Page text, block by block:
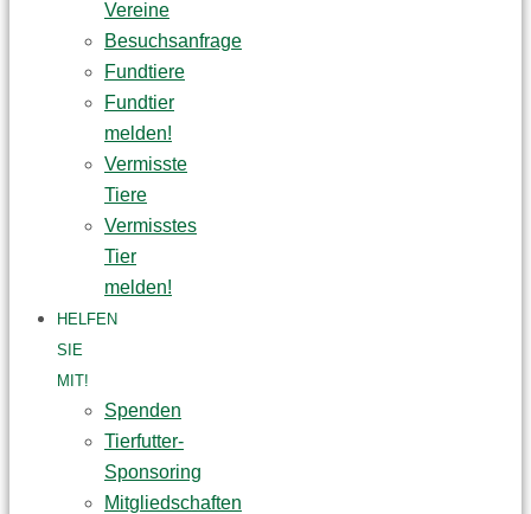
Vereine
Besuchsanfrage
Fundtiere
Fundtier
melden!
Vermisste
Tiere
Vermisstes
Tier
melden!
HELFEN
SIE
MIT!
Spenden
Tierfutter-
Sponsoring
Mitgliedschaften